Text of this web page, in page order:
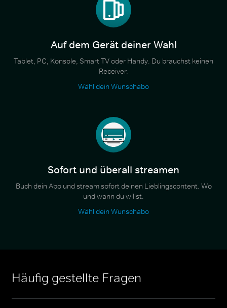
Auf dem Gerät deiner Wahl
Tablet, PC, Konsole, Smart TV oder Handy. Du brauchst keinen
Receiver.
Wähl dein Wunschabo
Sofort und überall streamen
Buch dein Abo und stream sofort deinen Lieblingscontent. Wo
und wann du willst.
Wähl dein Wunschabo
Häufig gestellte Fragen